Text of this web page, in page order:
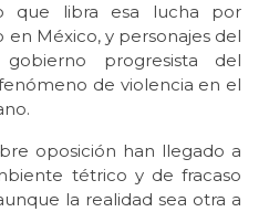
que libra esa lucha por
México, y personajes del
progresista del
de violencia en el
oposición han llegado a
tétrico y de fracaso
la realidad sea otra a